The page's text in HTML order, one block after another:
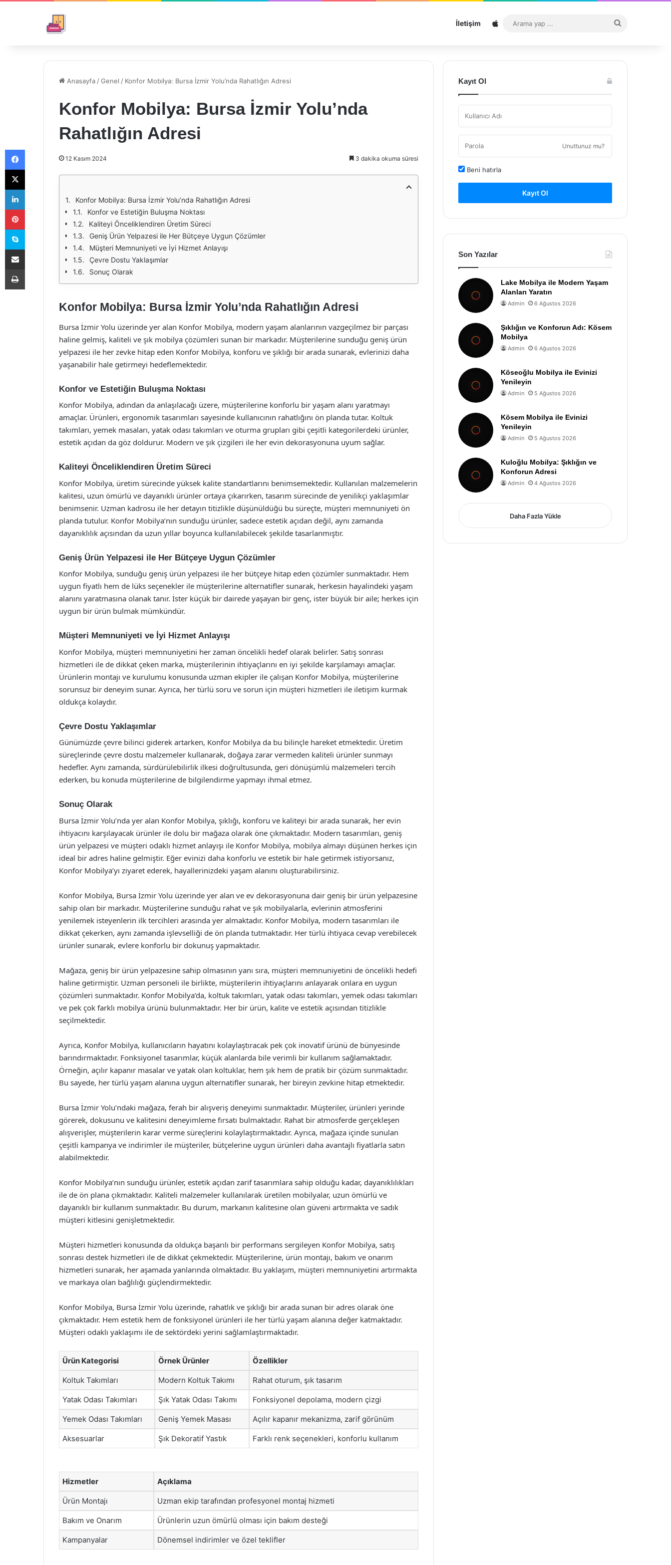
İletişim Sitemap
...
Anasayfa /Genel / Konfor Mobilya: Bursa İzmir Yolu’nda Rahatlığın Adresi
Konfor Mobilya: Bursa İzmir Yolu’nda
Rahatlığın Adresi
12 Kasım 2024 3 dakika okuma süresi
Konfor Mobilya: Bursa İzmir Yolu’nda Rahatlığın Adresi
Konfor ve Estetiğin Buluşma Noktası
Kaliteyi Önceliklendiren Üretim Süreci
Geniş Ürün Yelpazesi ile Her Bütçeye Uygun Çözümler
Müşteri Memnuniyeti ve İyi Hizmet Anlayışı
Çevre Dostu Yaklaşımlar
Sonuç Olarak
Konfor Mobilya: Bursa İzmir Yolu’nda Rahatlığın Adresi
Bursa İzmir Yolu üzerinde yer alan Konfor Mobilya, modern yaşam alanlarının vazgeçilmez bir parçası
haline gelmiş, kaliteli ve şık mobilya çözümleri sunan bir markadır. Müşterilerine sunduğu geniş ürün
yelpazesi ile her zevke hitap eden Konfor Mobilya, konforu ve şıklığı bir arada sunarak, evlerinizi daha
yaşanabilir hale getirmeyi hedeflemektedir.
Konfor ve Estetiğin Buluşma Noktası
Konfor Mobilya, adından da anlaşılacağı üzere, müşterilerine konforlu bir yaşam alanı yaratmayı
amaçlar. Ürünleri, ergonomik tasarımları sayesinde kullanıcının rahatlığını ön planda tutar. Koltuk
takımları, yemek masaları, yatak odası takımları ve oturma grupları gibi çeşitli kategorilerdeki ürünler,
estetik açıdan da göz doldurur. Modern ve şık çizgileri ile her evin dekorasyonuna uyum sağlar.
Kaliteyi Önceliklendiren Üretim Süreci
Konfor Mobilya, üretim sürecinde yüksek kalite standartlarını benimsemektedir. Kullanılan malzemelerin
kalitesi, uzun ömürlü ve dayanıklı ürünler ortaya çıkarırken, tasarım sürecinde de yenilikçi yaklaşımlar
benimsenir. Uzman kadrosu ile her detayın titizlikle düşünüldüğü bu süreçte, müşteri memnuniyeti ön
planda tutulur. Konfor Mobilya’nın sunduğu ürünler, sadece estetik açıdan değil, aynı zamanda
dayanıklılık açısından da uzun yıllar boyunca kullanılabilecek şekilde tasarlanmıştır.
Geniş Ürün Yelpazesi ile Her Bütçeye Uygun Çözümler
Konfor Mobilya, sunduğu geniş ürün yelpazesi ile her bütçeye hitap eden çözümler sunmaktadır. Hem
uygun fiyatlı hem de lüks seçenekler ile müşterilerine alternatifler sunarak, herkesin hayalindeki yaşam
alanını yaratmasına olanak tanır. İster küçük bir dairede yaşayan bir genç, ister büyük bir aile; herkes için
uygun bir ürün bulmak mümkündür.
Müşteri Memnuniyeti ve İyi Hizmet Anlayışı
Konfor Mobilya, müşteri memnuniyetini her zaman öncelikli hedef olarak belirler. Satış sonrası
hizmetleri ile de dikkat çeken marka, müşterilerinin ihtiyaçlarını en iyi şekilde karşılamayı amaçlar.
Ürünlerin montajı ve kurulumu konusunda uzman ekipler ile çalışan Konfor Mobilya, müşterilerine
sorunsuz bir deneyim sunar. Ayrıca, her türlü soru ve sorun için müşteri hizmetleri ile iletişim kurmak
oldukça kolaydır.
Çevre Dostu Yaklaşımlar
Günümüzde çevre bilinci giderek artarken, Konfor Mobilya da bu bilinçle hareket etmektedir. Üretim
süreçlerinde çevre dostu malzemeler kullanarak, doğaya zarar vermeden kaliteli ürünler sunmayı
hedefler. Aynı zamanda, sürdürülebilirlik ilkesi doğrultusunda, geri dönüşümlü malzemeleri tercih
ederken, bu konuda müşterilerine de bilgilendirme yapmayı ihmal etmez.
Sonuç Olarak
Bursa İzmir Yolu’nda yer alan Konfor Mobilya, şıklığı, konforu ve kaliteyi bir arada sunarak, her evin
ihtiyacını karşılayacak ürünler ile dolu bir mağaza olarak öne çıkmaktadır. Modern tasarımları, geniş
ürün yelpazesi ve müşteri odaklı hizmet anlayışı ile Konfor Mobilya, mobilya almayı düşünen herkes için
ideal bir adres haline gelmiştir. Eğer evinizi daha konforlu ve estetik bir hale getirmek istiyorsanız,
Konfor Mobilya’yı ziyaret ederek, hayallerinizdeki yaşam alanını oluşturabilirsiniz.
Konfor Mobilya, Bursa İzmir Yolu üzerinde yer alan ve ev dekorasyonuna dair geniş bir ürün yelpazesine
sahip olan bir markadır. Müşterilerine sunduğu rahat ve şık mobilyalarla, evlerinin atmosferini
yenilemek isteyenlerin ilk tercihleri arasında yer almaktadır. Konfor Mobilya, modern tasarımları ile
dikkat çekerken, aynı zamanda işlevselliği de ön planda tutmaktadır. Her türlü ihtiyaca cevap verebilecek
ürünler sunarak, evlere konforlu bir dokunuş yapmaktadır.
Mağaza, geniş bir ürün yelpazesine sahip olmasının yanı sıra, müşteri memnuniyetini de öncelikli hedefi
haline getirmiştir. Uzman personeli ile birlikte, müşterilerin ihtiyaçlarını anlayarak onlara en uygun
çözümleri sunmaktadır. Konfor Mobilya’da, koltuk takımları, yatak odası takımları, yemek odası takımları
ve pek çok farklı mobilya ürünü bulunmaktadır. Her bir ürün, kalite ve estetik açısından titizlikle
seçilmektedir.
Ayrıca, Konfor Mobilya, kullanıcıların hayatını kolaylaştıracak pek çok inovatif ürünü de bünyesinde
barındırmaktadır. Fonksiyonel tasarımlar, küçük alanlarda bile verimli bir kullanım sağlamaktadır.
Örneğin, açılır kapanır masalar ve yatak olan koltuklar, hem şık hem de pratik bir çözüm sunmaktadır.
Bu sayede, her türlü yaşam alanına uygun alternatifler sunarak, her bireyin zevkine hitap etmektedir.
Bursa İzmir Yolu’ndaki mağaza, ferah bir alışveriş deneyimi sunmaktadır. Müşteriler, ürünleri yerinde
görerek, dokusunu ve kalitesini deneyimleme fırsatı bulmaktadır. Rahat bir atmosferde gerçekleşen
alışverişler, müşterilerin karar verme süreçlerini kolaylaştırmaktadır. Ayrıca, mağaza içinde sunulan
çeşitli kampanya ve indirimler ile müşteriler, bütçelerine uygun ürünleri daha avantajlı fiyatlarla satın
alabilmektedir.
Konfor Mobilya’nın sunduğu ürünler, estetik açıdan zarif tasarımlara sahip olduğu kadar, dayanıklılıkları
ile de ön plana çıkmaktadır. Kaliteli malzemeler kullanılarak üretilen mobilyalar, uzun ömürlü ve
dayanıklı bir kullanım sunmaktadır. Bu durum, markanın kalitesine olan güveni artırmakta ve sadık
müşteri kitlesini genişletmektedir.
Müşteri hizmetleri konusunda da oldukça başarılı bir performans sergileyen Konfor Mobilya, satış
sonrası destek hizmetleri ile de dikkat çekmektedir. Müşterilerine, ürün montajı, bakım ve onarım
hizmetleri sunarak, her aşamada yanlarında olmaktadır. Bu yaklaşım, müşteri memnuniyetini artırmakta
ve markaya olan bağlılığı güçlendirmektedir.
Konfor Mobilya, Bursa İzmir Yolu üzerinde, rahatlık ve şıklığı bir arada sunan bir adres olarak öne
çıkmaktadır. Hem estetik hem de fonksiyonel ürünleri ile her türlü yaşam alanına değer katmaktadır.
Müşteri odaklı yaklaşımı ile de sektördeki yerini sağlamlaştırmaktadır.
Ürün Kategorisi Örnek Ürünler Özellikler
Koltuk Takımları Modern Koltuk Takımı Rahat oturum, şık tasarım
Yatak Odası Takımları Şık Yatak Odası Takımı Fonksiyonel depolama, modern çizgi
Yemek Odası Takımları Geniş Yemek Masası Açılır kapanır mekanizma, zarif görünüm
Aksesuarlar Şık Dekoratif Yastık Farklı renk seçenekleri, konforlu kullanım
Hizmetler Açıklama
Ürün Montajı Uzman ekip tarafından profesyonel montaj hizmeti
Bakım ve Onarım Ürünlerin uzun ömürlü olması için bakım desteği
Kampanyalar Dönemsel indirimler ve özel teklifler
Kayıt Ol
Unuttunuz mu?
Beni hatırla
Kayıt Ol
Son Yazılar
Lake Mobilya ile Modern Yaşam
Alanları Yaratın
Admin 6 Ağustos 2026
Şıklığın ve Konforun Adı: Kösem
Mobilya
Admin 6 Ağustos 2026
Köseoğlu Mobilya ile Evinizi
Yenileyin
Admin 5 Ağustos 2026
Kösem Mobilya ile Evinizi
Yenileyin
Admin 5 Ağustos 2026
Kuloğlu Mobilya: Şıklığın ve
Konforun Adresi
Admin 4 Ağustos 2026
Daha Fazla Yükle
Facebook
X
LinkedIn
Pinterest
Skype
E-Posta ile paylaş